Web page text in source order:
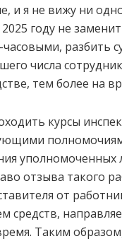
и я не вижу ни
году не
разбить
числа
тем более на
курсы
отзыва такого
от
средств,
Таким